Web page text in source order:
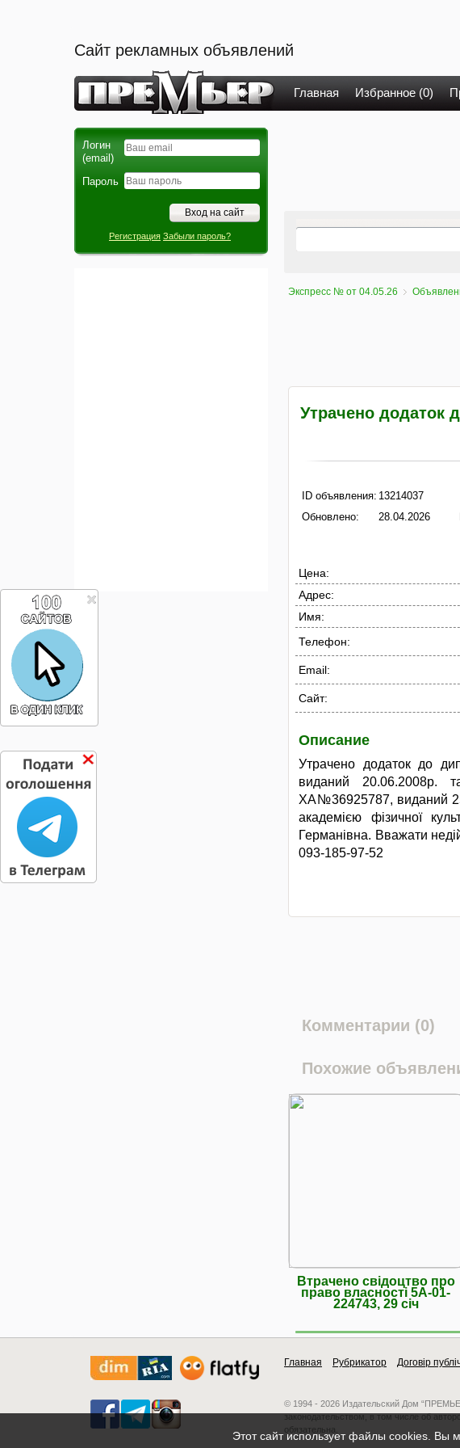
Сайт рекламных объявлений
Главная Избранное (0)
Логин
(email)
Пароль
Регистрация Забыли пароль?
Экспресс № от 04.05.26
Утрачено додаток
ID объявления: 13214037
Обновлено:
28.04.2026
Цена:
Адрес:
Имя:
Телефон:
Email:
Сайт:
Описание
Утрачено додаток до
виданий 20.06.2008р.
ХА№36925787, виданий
академією фізичної
Германівна. Вважати
093-185-97-52
Комментарии (0)
Похожие
Втрачено свідоцтво про
право власності 5А-01-
224743, 29 січ
Главная Рубрикатор Договір
© 1994 - 2026 Издательский Дом
законодательством, в том числе об
обязательна.
Этот сайт использует файлы cookies. Вы